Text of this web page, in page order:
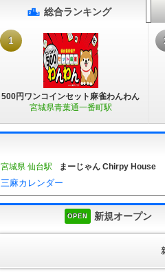
総合ランキング
1
500円ワンコインセット麻雀わんわん
宮城県青葉通一番町駅
宮城県 仙台駅 まーじゃん Chirpy House
三麻カレンダー
OPEN 新規オープン